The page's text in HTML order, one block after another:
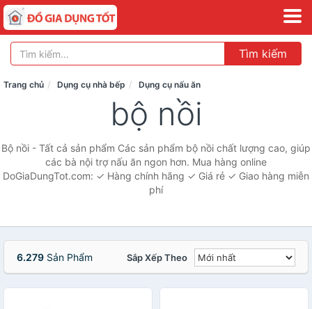
Tìm kiếm
Trang chủ Dụng cụ nhà bếp Dụng cụ nấu ăn
bộ nồi
Bộ nồi - Tất cả sản phẩm Các sản phẩm bộ nồi chất lượng cao, giúp
các bà nội trợ nấu ăn ngon hơn. Mua hàng online
DoGiaDungTot.com: ✓ Hàng chính hãng ✓ Giá rẻ ✓ Giao hàng miễn
phí
6.279 Sản Phẩm Sắp Xếp Theo